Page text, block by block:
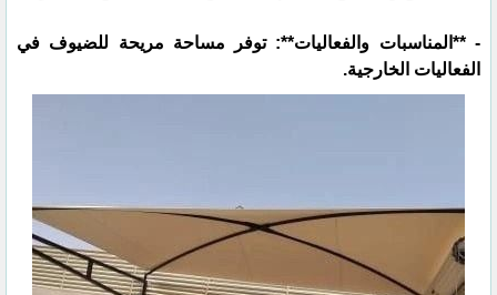
- **المناسبات والفعاليات**: توفر مساحة مريحة للضيوف في
الفعاليات الخارجية.